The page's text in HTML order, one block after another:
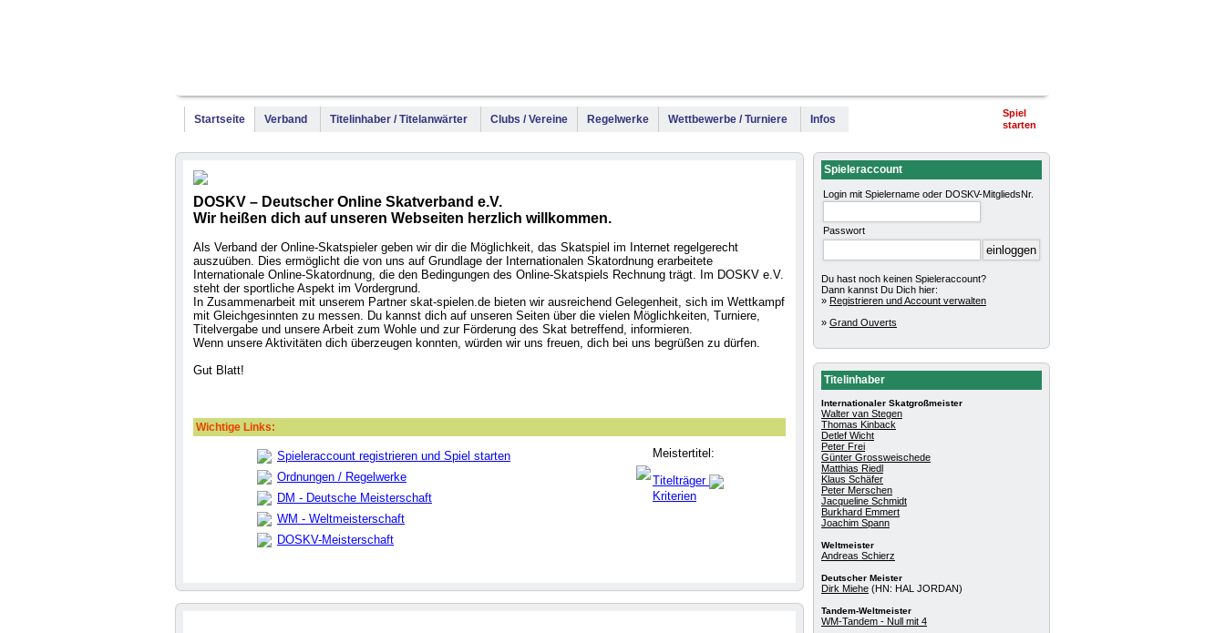
Startseite Verband Titelinhaber / Titelanwärter Clubs / Vereine Regelwerke Wettbewerbe / Turniere Infos
Spiel
starten
DOSKV – Deutscher Online Skatverband e.V.
Wir heißen dich auf unseren Webseiten herzlich willkommen.
Als Verband der Online-Skatspieler geben wir dir die Möglichkeit, das Skatspiel im Internet regelgerecht
auszuüben. Dies ermöglicht die von uns auf Grundlage der Internationalen Skatordnung erarbeitete
Internationale Online-Skatordnung, die den Bedingungen des Online-Skatspiels Rechnung trägt. Im DOSKV e.V.
steht der sportliche Aspekt im Vordergrund.
In Zusammenarbeit mit unserem Partner skat-spielen.de bieten wir ausreichend Gelegenheit, sich im Wettkampf
mit Gleichgesinnten zu messen. Du kannst dich auf unseren Seiten über die vielen Möglichkeiten, Turniere,
Titelvergabe und unsere Arbeit zum Wohle und zur Förderung des Skat betreffend, informieren.
Wenn unsere Aktivitäten dich überzeugen konnten, würden wir uns freuen, dich bei uns begrüßen zu dürfen.
Gut Blatt!
Wichtige Links:
Spieleraccount registrieren und Spiel starten
Ordnungen / Regelwerke
DM - Deutsche Meisterschaft
WM - Weltmeisterschaft
DOSKV-Meisterschaft
Meistertitel:
Titelträger
Kriterien
Spieleraccount
Login mit Spielername oder DOSKV-MitgliedsNr.
Passwort
Du hast noch keinen Spieleraccount?
Dann kannst Du Dich hier:
» Registrieren und Account verwalten
» Grand Ouverts
Titelinhaber
Internationaler Skatgroßmeister
Walter van Stegen
Thomas Kinback
Detlef Wicht
Peter Frei
Günter Grossweischede
Matthias Riedl
Klaus Schäfer
Peter Merschen
Jacqueline Schmidt
Burkhard Emmert
Joachim Spann
Weltmeister
Andreas Schierz
Deutscher Meister
Dirk Miehe (HN: HAL JORDAN)
Tandem-Weltmeister
WM-Tandem - Null mit 4